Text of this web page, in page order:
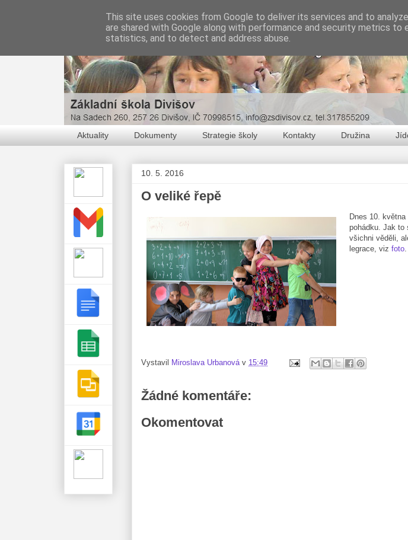
Aktuality Dokumenty Strategie školy Kontakty Družina
10. 5. 2016
O veliké řepě
Dnes 10.
pohádku. Jak to
všichni věděli,
legrace, viz foto
Vystavil Miroslava Urbanová v 15:49
Žádné komentáře:
Okomentovat
This site uses cookies from Google to deliver its services and to
are shared with Google along with performance and security metrics to
statistics, and to detect and address abuse.